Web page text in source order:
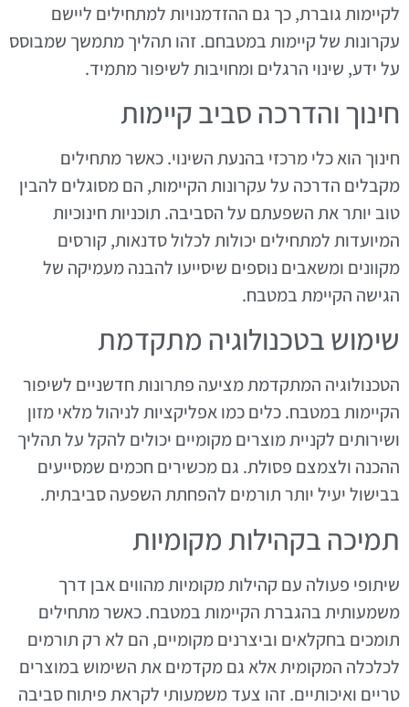
לקיימות גוברת, כך גם ההזדמנויות למתחילים ליישם
עקרונות של קיימות במטבחם. זהו תהליך מתמשך שמבוסס
על ידע, שינוי הרגלים ומחויבות לשיפור מתמיד.
חינוך והדרכה סביב קיימות
חינוך הוא כלי מרכזי בהנעת השינוי. כאשר מתחילים
מקבלים הדרכה על עקרונות הקיימות, הם מסוגלים להבין
טוב יותר את השפעתם על הסביבה. תוכניות חינוכיות
המיועדות למתחילים יכולות לכלול סדנאות, קורסים
מקוונים ומשאבים נוספים שיסייעו להבנה מעמיקה של
הגישה הקיימת במטבח.
שימוש בטכנולוגיה מתקדמת
הטכנולוגיה המתקדמת מציעה פתרונות חדשניים לשיפור
הקיימות במטבח. כלים כמו אפליקציות לניהול מלאי מזון
ושירותים לקניית מוצרים מקומיים יכולים להקל על תהליך
ההכנה ולצמצם פסולת. גם מכשירים חכמים שמסייעים
בבישול יעיל יותר תורמים להפחתת השפעה סביבתית.
תמיכה בקהילות מקומיות
שיתופי פעולה עם קהילות מקומיות מהווים אבן דרך
משמעותית בהגברת הקיימות במטבח. כאשר מתחילים
תומכים בחקלאים וביצרנים מקומיים, הם לא רק תורמים
לכלכלה המקומית אלא גם מקדמים את השימוש במוצרים
טריים ואיכותיים. זהו צעד משמעותי לקראת פיתוח סביבה